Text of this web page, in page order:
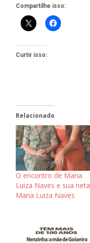
Compartilhe isso:
Curtir isso:
Relacionado
O encontro de Maria
Luiza Naves e sua neta
Maria Luiza Naves